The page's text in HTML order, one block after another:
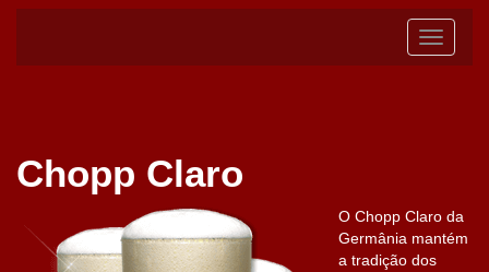
Toggle
Chopp Claro
O Chopp Claro da
Germânia mantém
a tradição dos